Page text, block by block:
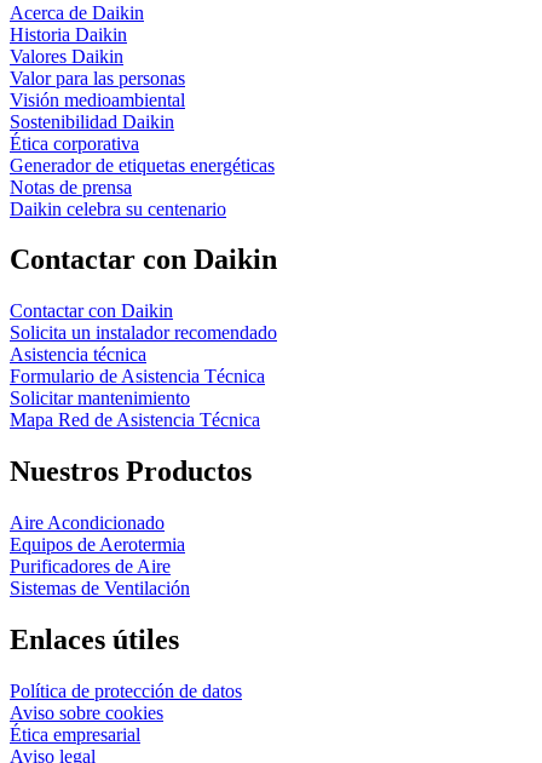
Acerca de Daikin
Historia Daikin
Valores Daikin
Valor para las personas
Visión medioambiental
Sostenibilidad Daikin
Ética corporativa
Generador de etiquetas energéticas
Notas de prensa
Daikin celebra su centenario
Contactar con Daikin
Contactar con Daikin
Solicita un instalador recomendado
Asistencia técnica
Formulario de Asistencia Técnica
Solicitar mantenimiento
Mapa Red de Asistencia Técnica
Nuestros Productos
Aire Acondicionado
Equipos de Aerotermia
Purificadores de Aire
Sistemas de Ventilación
Enlaces útiles
Política de protección de datos
Aviso sobre cookies
Ética empresarial
Aviso legal